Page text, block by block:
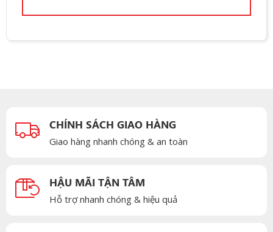
CHÍNH SÁCH GIAO HÀNG
Giao hàng nhanh chóng & an toàn
HẬU MÃI TẬN TÂM
Hỗ trợ nhanh chóng & hiệu quả